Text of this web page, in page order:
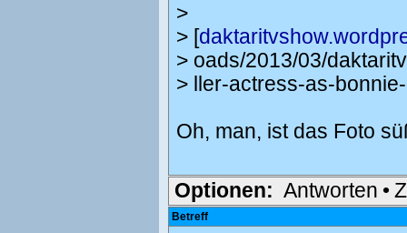
>
> [
> oads/2013/03/
> ller-actress-as-
Oh, man, ist das Foto
Optionen: Antworten •
Betreff